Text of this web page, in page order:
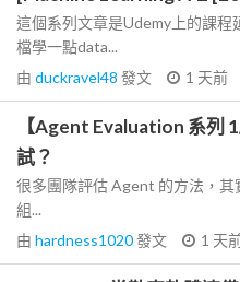
這個系列文章是Udemy上的課
檔學一點data...
由 duckravel48 發文 1 天前
【Agent Evaluation 系列
試？
很多團隊評估 Agent 的方法，
組...
由 hardness1020發文 1 天